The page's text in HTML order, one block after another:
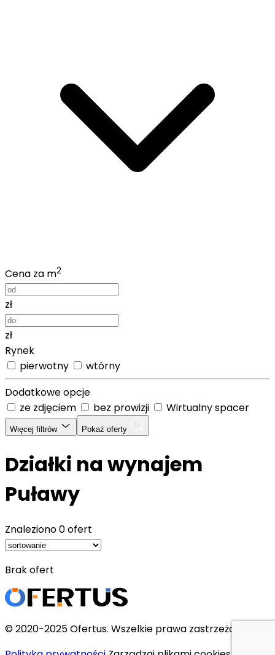
Cena za m2
zł
zł
Rynek
pierwotny
wtórny
Dodatkowe opcje
ze zdjęciem
bez prowizji Wirtualny spacer
Więcej filtrów Pokaż oferty
Działki na wynajem
Puławy
Znaleziono0 ofert
Brak ofert
© 2020-2025 Ofertus. Wszelkie prawa zastrzeżone.